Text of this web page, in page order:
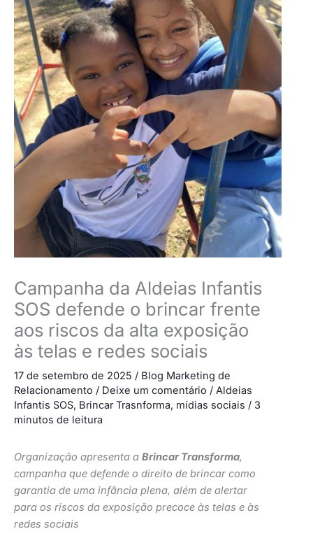
Campanha da Aldeias Infantis
SOS defende o brincar frente
aos riscos da alta exposição
às telas e redes sociais
17 de setembro de 2025 / Blog Marketing de
Relacionamento / Deixe um comentário / Aldeias
Infantis SOS, Brincar Trasnforma, mídias sociais / 3
minutos de leitura
Organização apresenta a Brincar Transforma,
campanha que defende o direito de brincar como
garantia de uma infância plena, além de alertar
para os riscos da exposição precoce às telas e às
redes sociais